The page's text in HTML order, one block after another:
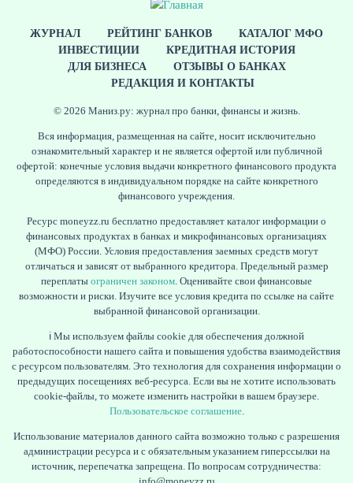
ЖУРНАЛ РЕЙТИНГ БАНКОВ
КАТАЛОГ МФО
ИНВЕСТИЦИИ
КРЕДИТНАЯ ИСТОРИЯ
ДЛЯ БИЗНЕСА
ОТЗЫВЫ О БАНКАХ
РЕДАКЦИЯ И КОНТАКТЫ
© 2026 Маниз.ру: журнал про банки, финансы и жизнь.
Вся информация, размещенная на сайте, носит исключительно
ознакомительный характер и не является офертой или публичной
офертой: конечные условия выдачи конкретного финансового продукта
определяются в индивидуальном порядке на сайте конкретного
финансового учреждения.
Ресурс moneyzz.ru бесплатно предоставляет каталог информации о
финансовых продуктах в банках и микрофинансовых организациях
(МФО) России. Условия предоставления заемных средств могут
отличаться и зависят от выбранного кредитора. Предельный размер
переплаты ограничен законом. Оценивайте свои финансовые
возможности и риски. Изучите все условия кредита по ссылке на сайте
выбранной финансовой организации.
ℹ️ Мы используем файлы cookie для обеспечения должной
работоспособности нашего сайта и повышения удобства взаимодействия
с ресурсом пользователям. Это технология для сохранения информации о
предыдущих посещениях веб-ресурса. Если вы не хотите использовать
cookie-файлы, то можете изменить настройки в вашем браузере.
Пользовательское соглашение.
Использование материалов данного сайта возможно только с разрешения
администрации ресурса и с обязательным указанием гиперссылки на
источник, перепечатка запрещена. По вопросам сотрудничества: